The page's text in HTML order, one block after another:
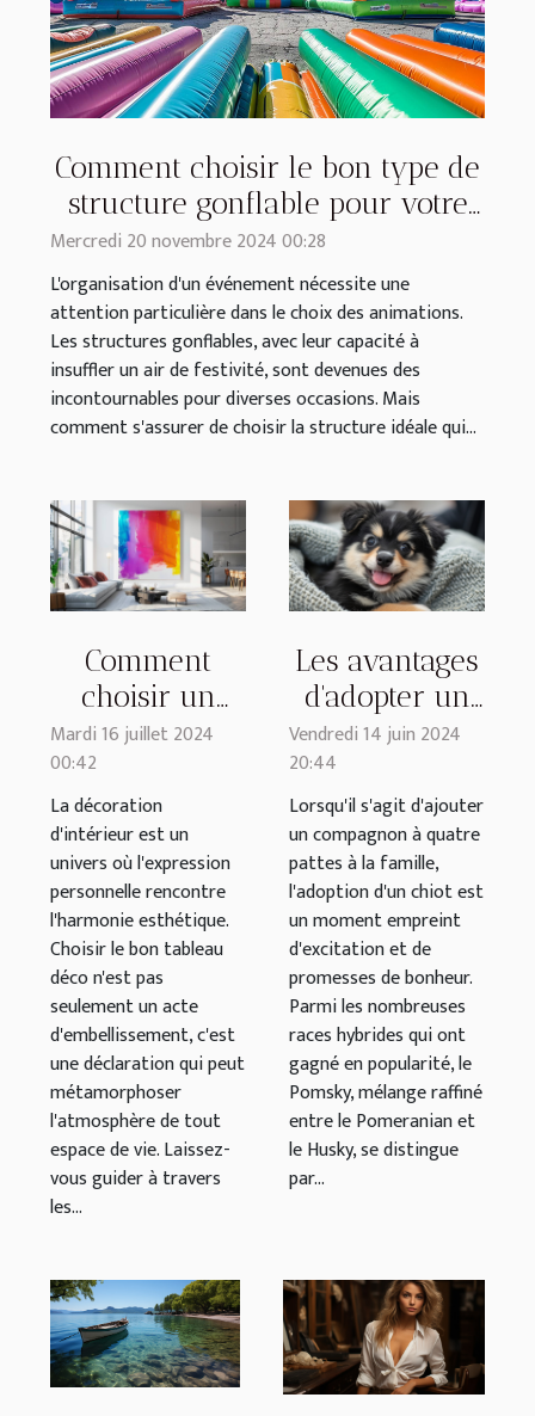
Comment choisir le bon type de
structure gonflable pour votre
événement
Mercredi 20 novembre 2024 00:28
L'organisation d'un événement nécessite une
attention particulière dans le choix des animations.
Les structures gonflables, avec leur capacité à
insuffler un air de festivité, sont devenues des
incontournables pour diverses occasions. Mais
comment s'assurer de choisir la structure idéale qui...
Comment
choisir un
tableau déco
transforme
votre intérieur
Mardi 16 juillet 2024
00:42
La décoration
d'intérieur est un
univers où l'expression
personnelle rencontre
l'harmonie esthétique.
Choisir le bon tableau
déco n'est pas
seulement un acte
d'embellissement, c'est
une déclaration qui peut
métamorphoser
l'atmosphère de tout
espace de vie. Laissez-
vous guider à travers
les...
Les avantages
d'adopter un
chiot Pomsky
auprès d'un
élevage
familial dédié
Vendredi 14 juin 2024
20:44
Lorsqu'il s'agit d'ajouter
un compagnon à quatre
pattes à la famille,
l'adoption d'un chiot est
un moment empreint
d'excitation et de
promesses de bonheur.
Parmi les nombreuses
races hybrides qui ont
gagné en popularité, le
Pomsky, mélange raffiné
entre le Pomeranian et
le Husky, se distingue
par...